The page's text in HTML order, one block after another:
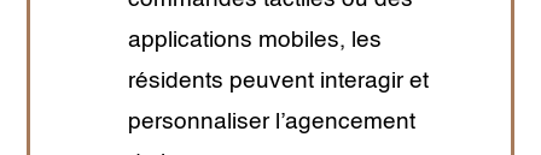
applications mobiles, les
résidents peuvent interagir et
personnaliser l’agencement